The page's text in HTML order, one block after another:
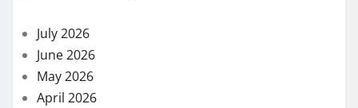
July 2026
June 2026
May 2026
April 2026